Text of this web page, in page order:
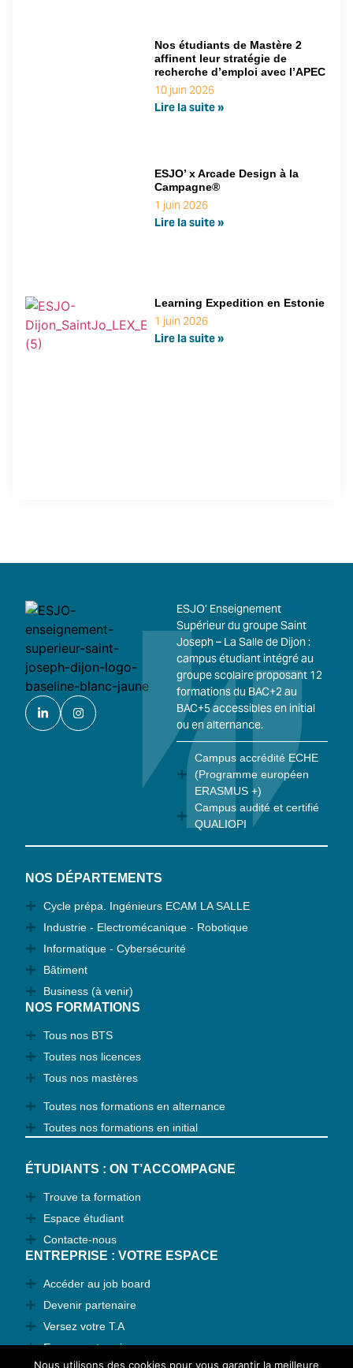
Nos étudiants de Mastère 2
affinent leur stratégie de
recherche d’emploi avec l’APEC
10 juin 2026
Lire la suite »
ESJO’ x Arcade Design à la
Campagne®
1 juin 2026
Lire la suite »
Learning Expedition en Estonie
1 juin 2026
Lire la suite »
ESJO’ Enseignement
Supérieur du groupe Saint
Joseph – La Salle de Dijon :
campus étudiant intégré au
groupe scolaire proposant 12
formations du BAC+2 au
BAC+5 accessibles en initial
ou en alternance.
Campus accrédité ECHE
(Programme européen
ERASMUS +)
Campus audité et certifié
QUALIOPI
NOS DÉPARTEMENTS
Cycle prépa. Ingénieurs ECAM LA SALLE
Industrie - Electromécanique - Robotique
Informatique - Cybersécurité
Bâtiment
Business (à venir)
NOS FORMATIONS
Tous nos BTS
Toutes nos licences
Tous nos mastères
Toutes nos formations en alternance
Toutes nos formations en initial
ÉTUDIANTS : ON T’ACCOMPAGNE
Trouve ta formation
Espace étudiant
Contacte-nous
ENTREPRISE : VOTRE ESPACE
Accéder au job board
Devenir partenaire
Versez votre T.A
Espace entreprise
Nous utilisons des cookies pour vous garantir la meilleure